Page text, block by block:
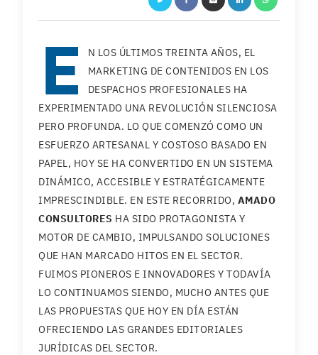
E
N LOS ÚLTIMOS TREINTA AÑOS, EL
MARKETING DE CONTENIDOS EN LOS
DESPACHOS PROFESIONALES HA
EXPERIMENTADO UNA REVOLUCIÓN SILENCIOSA
PERO PROFUNDA. LO QUE COMENZÓ COMO UN
ESFUERZO ARTESANAL Y COSTOSO BASADO EN
PAPEL, HOY SE HA CONVERTIDO EN UN SISTEMA
DINÁMICO, ACCESIBLE Y ESTRATÉGICAMENTE
IMPRESCINDIBLE. EN ESTE RECORRIDO, AMADO
CONSULTORES HA SIDO PROTAGONISTA Y
MOTOR DE CAMBIO, IMPULSANDO SOLUCIONES
QUE HAN MARCADO HITOS EN EL SECTOR.
FUIMOS PIONEROS E INNOVADORES Y TODAVÍA
LO CONTINUAMOS SIENDO, MUCHO ANTES QUE
LAS PROPUESTAS QUE HOY EN DÍA ESTÁN
OFRECIENDO LAS GRANDES EDITORIALES
JURÍDICAS DEL SECTOR.